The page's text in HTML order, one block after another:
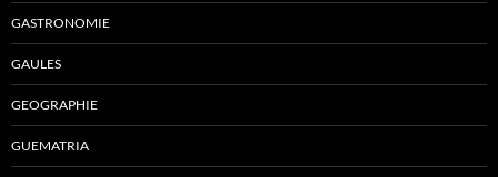
GASTRONOMIE
GAULES
GEOGRAPHIE
GUEMATRIA